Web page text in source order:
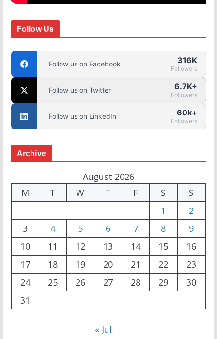
Follow Us
Follow us on Facebook 316K
Followers
Follow us on Twitter 6.7K+
Followers
Follow us on LinkedIn 60k+
Followers
Archive
August 2026
M
T W T F S
S
1
2
3
4 5 6 7 8
9
10
11 12 13 14 15
16
17
18 19 20 21 22
23
24
25 26 27 28 29
30
31
« Jul